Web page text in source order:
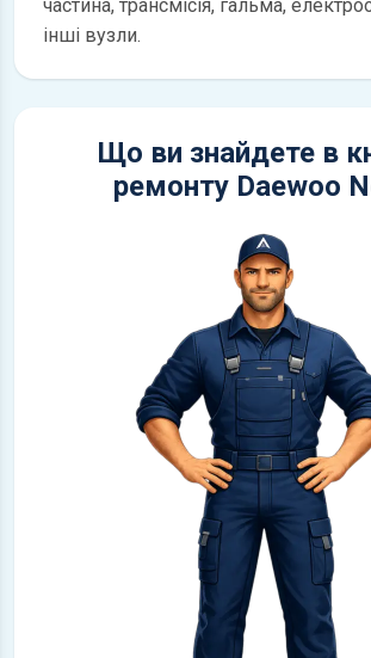
частина, трансмісія, гальма,
інші вузли.
Що ви знайдете в
ремонту Daewoo